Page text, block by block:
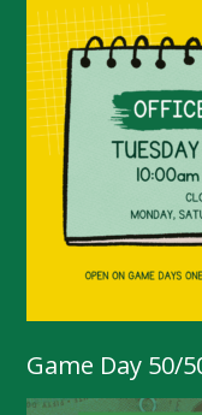
Game Day 50/